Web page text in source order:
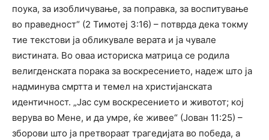
поука, за изобличување, за поправка, за воспитување
во праведност“ (2 Тимотеј 3:16) – потврда дека токму
тие текстови ја обликувале верата и ја чувале
вистината. Во оваа историска матрица се родила
велигденската порака за воскресението, надеж што ја
надминува смртта и темел на христијанската
идентичност. „Јас сум воскресението и животот; кој
верува во Мене, и да умре, ќе живее“ (Јован 11:25) –
зборови што ја претвораат трагедијата во победа, а